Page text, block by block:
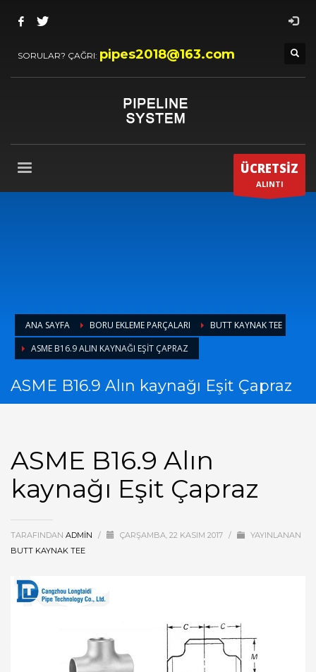
SORULAR? ÇAĞRI: pipes2018@163.com
ÜCRETSİZ
ALINTI
ANA SAYFA BORU EKLEME PARÇALARI
BUTT KAYNAK TEE
ASME B16.9 ALIN KAYNAĞI EŞIT ÇAPRAZ
ASME B16.9 Alın kaynağı Eşit Çapraz
ASME B16.9 Alın
kaynağı Eşit Çapraz
TARAFINDAN ADMIN / ÇARŞAMBA, 22 KASIM 2017 /
YAYINLANAN
BUTT KAYNAK TEE